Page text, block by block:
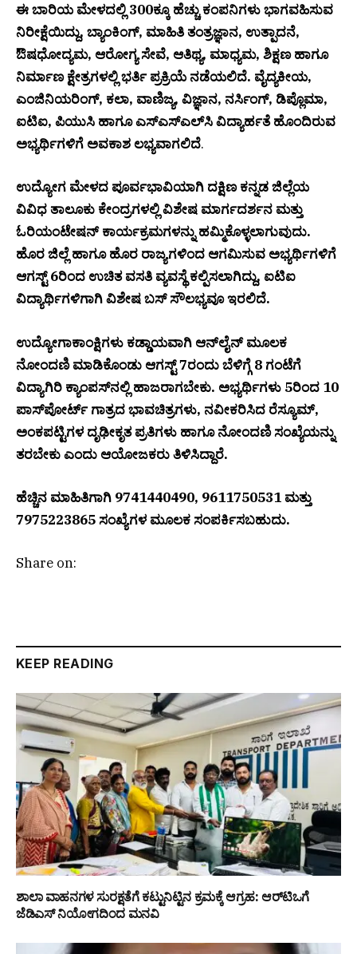
ಈ ಬಾರಿಯ ಮೇಳದಲ್ಲಿ 300ಕ್ಕೂ ಹೆಚ್ಚು ಕಂಪನಿಗಳು ಭಾಗವಹಿಸುವ
ನಿರೀಕ್ಷೆಯಿದ್ದು, ಬ್ಯಾಂಕಿಂಗ್, ಮಾಹಿತಿ ತಂತ್ರಜ್ಞಾನ, ಉತ್ಪಾದನೆ,
ಔಷಧೋದ್ಯಮ, ಆರೋಗ್ಯ ಸೇವೆ, ಆತಿಥ್ಯ, ಮಾಧ್ಯಮ, ಶಿಕ್ಷಣ ಹಾಗೂ
ನಿರ್ಮಾಣ ಕ್ಷೇತ್ರಗಳಲ್ಲಿ ಭರ್ತಿ ಪ್ರಕ್ರಿಯೆ ನಡೆಯಲಿದೆ. ವೈದ್ಯಕೀಯ,
ಎಂಜಿನಿಯರಿಂಗ್, ಕಲಾ, ವಾಣಿಜ್ಯ, ವಿಜ್ಞಾನ, ನರ್ಸಿಂಗ್, ಡಿಪ್ಲೊಮಾ,
ಐಟಿಐ, ಪಿಯುಸಿ ಹಾಗೂ ಎಸ್‌ಎಸ್‌ಎಲ್‌ಸಿ ವಿದ್ಯಾರ್ಹತೆ ಹೊಂದಿರುವ
ಅಭ್ಯರ್ಥಿಗಳಿಗೆ ಅವಕಾಶ ಲಭ್ಯವಾಗಲಿದೆ.
ಉದ್ಯೋಗ ಮೇಳದ ಪೂರ್ವಭಾವಿಯಾಗಿ ದಕ್ಷಿಣ ಕನ್ನಡ ಜಿಲ್ಲೆಯ
ವಿವಿಧ ತಾಲೂಕು ಕೇಂದ್ರಗಳಲ್ಲಿ ವಿಶೇಷ ಮಾರ್ಗದರ್ಶನ ಮತ್ತು
ಓರಿಯಂಟೇಷನ್ ಕಾರ್ಯಕ್ರಮಗಳನ್ನು ಹಮ್ಮಿಕೊಳ್ಳಲಾಗುವುದು.
ಹೊರ ಜಿಲ್ಲೆ ಹಾಗೂ ಹೊರ ರಾಜ್ಯಗಳಿಂದ ಆಗಮಿಸುವ ಅಭ್ಯರ್ಥಿಗಳಿಗೆ
ಆಗಸ್ಟ್ 6ರಿಂದ ಉಚಿತ ವಸತಿ ವ್ಯವಸ್ಥೆ ಕಲ್ಪಿಸಲಾಗಿದ್ದು, ಐಟಿಐ
ವಿದ್ಯಾರ್ಥಿಗಳಿಗಾಗಿ ವಿಶೇಷ ಬಸ್ ಸೌಲಭ್ಯವೂ ಇರಲಿದೆ.
ಉದ್ಯೋಗಾಕಾಂಕ್ಷಿಗಳು ಕಡ್ಡಾಯವಾಗಿ ಆನ್‌ಲೈನ್ ಮೂಲಕ
ನೋಂದಣಿ ಮಾಡಿಕೊಂಡು ಆಗಸ್ಟ್ 7ರಂದು ಬೆಳಿಗ್ಗೆ 8 ಗಂಟೆಗೆ
ವಿದ್ಯಾಗಿರಿ ಕ್ಯಾಂಪಸ್‌ನಲ್ಲಿ ಹಾಜರಾಗಬೇಕು. ಅಭ್ಯರ್ಥಿಗಳು 5ರಿಂದ 10
ಪಾಸ್‌ಪೋರ್ಟ್ ಗಾತ್ರದ ಭಾವಚಿತ್ರಗಳು, ನವೀಕರಿಸಿದ ರೆಸ್ಯೂಮ್,
ಅಂಕಪಟ್ಟಿಗಳ ದೃಢೀಕೃತ ಪ್ರತಿಗಳು ಹಾಗೂ ನೋಂದಣಿ ಸಂಖ್ಯೆಯನ್ನು
ತರಬೇಕು ಎಂದು ಆಯೋಜಕರು ತಿಳಿಸಿದ್ದಾರೆ.
ಹೆಚ್ಚಿನ ಮಾಹಿತಿಗಾಗಿ 9741440490, 9611750531 ಮತ್ತು
7975223865 ಸಂಖ್ಯೆಗಳ ಮೂಲಕ ಸಂಪರ್ಕಿಸಬಹುದು.
Share on:
KEEP READING
ಶಾಲಾ ವಾಹನಗಳ ಸುರಕ್ಷತೆಗೆ ಕಟ್ಟುನಿಟ್ಟಿನ ಕ್ರಮಕ್ಕೆ ಆಗ್ರಹ: ಆರ್‌ಟಿಒಗೆ
ಜೆಡಿಎಸ್ ನಿಯೋಗದಿಂದ ಮನವಿ